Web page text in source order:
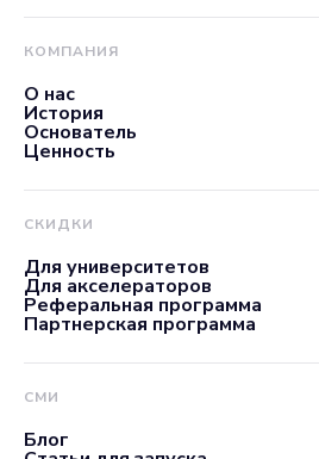
КОМПАНИЯ
О нас
История
Основатель
Ценность
СКИДКИ
Для университетов
Для акселераторов
Реферальная программа
Партнерская программа
СМИ
Блог